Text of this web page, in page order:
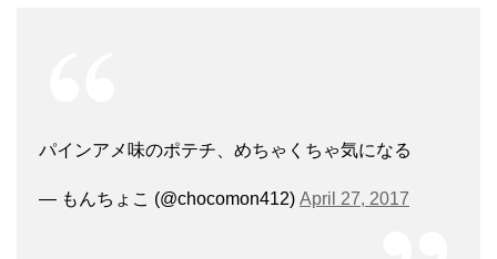
パインアメ味のポテチ、めちゃくちゃ気になる
— もんちょこ (@chocomon412) April 27, 2017